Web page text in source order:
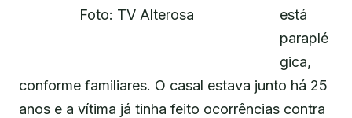
Foto: TV Alterosa
está
paraplé
gica,
conforme familiares. O casal estava junto há 25
anos e a vítima já tinha feito ocorrências contra